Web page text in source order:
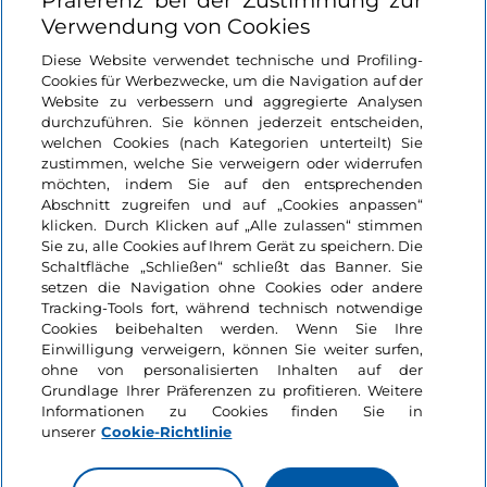
Login
Bleiben wir in Kontakt
Verwendung von Cookies
Diese Website verwendet technische und Profiling-
Cookies für Werbezwecke, um die Navigation auf der
Website zu verbessern und aggregierte Analysen
durchzuführen. Sie können jederzeit entscheiden,
welchen Cookies (nach Kategorien unterteilt) Sie
zustimmen, welche Sie verweigern oder widerrufen
möchten, indem Sie auf den entsprechenden
Abschnitt zugreifen und auf „Cookies anpassen“
klicken. Durch Klicken auf „Alle zulassen“ stimmen
Sie zu, alle Cookies auf Ihrem Gerät zu speichern. Die
Schaltfläche „Schließen“ schließt das Banner. Sie
setzen die Navigation ohne Cookies oder andere
Tracking-Tools fort, während technisch notwendige
Cookies beibehalten werden. Wenn Sie Ihre
Einwilligung verweigern, können Sie weiter surfen,
ohne von personalisierten Inhalten auf der
Grundlage Ihrer Präferenzen zu profitieren. Weitere
Informationen zu Cookies finden Sie in
unserer Cookie-Richtlinie